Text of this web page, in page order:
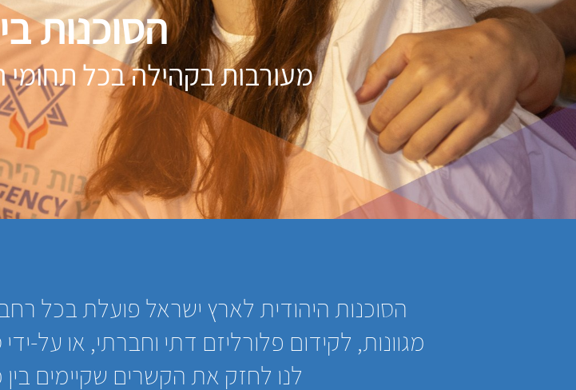
הסוכנות
מעורבות בקהילה בכל תחומי
הסוכנות היהודית לארץ ישראל פועלת בכל
מגוונות, לקידום פלורליזם דתי וחברתי, או על-
לנו לחזק את הקשרים שקיימים